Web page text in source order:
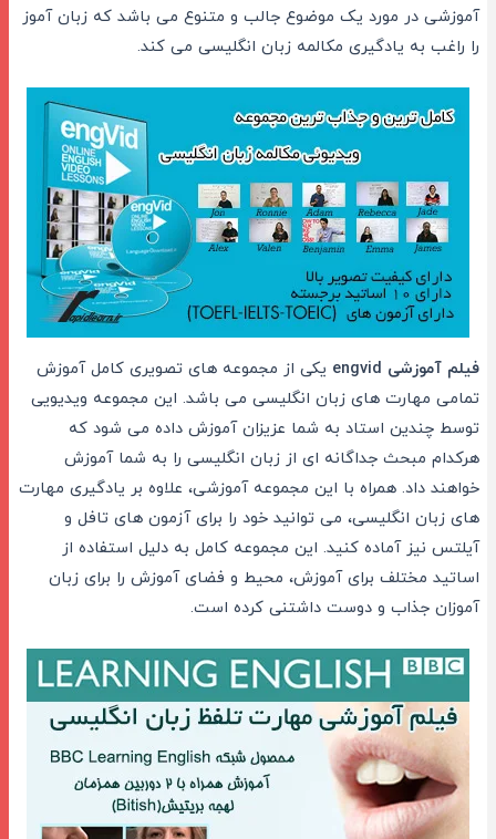
آموزشی در مورد یک موضوع جالب و متنوع می باشد که زبان آموز
را راغب به یادگیری مکالمه زبان انگلیسی می کند.
فیلم آموزشی engvidیکی از مجموعه های تصویری کامل آموزش
تمامی مهارت های زبان انگلیسی می باشد. این مجموعه ویدیویی
توسط چندین استاد به شما عزیزان آموزش داده می شود که
هرکدام مبحث جداگانه ای از زبان انگلیسی را به شما آموزش
خواهند داد. همراه با این مجموعه آموزشی، علاوه بر یادگیری مهارت
های زبان انگلیسی، می توانید خود را برای آزمون های تافل و
آیلتس نیز آماده کنید. این مجموعه کامل به دلیل استفاده از
اساتید مختلف برای آموزش، محیط و فضای آموزش را برای زبان
آموزان جذاب و دوست داشتنی کرده است.